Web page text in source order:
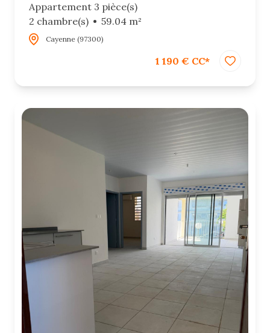
Appartement 3 pièce(s)
2 chambre(s)
59.04 m²
Cayenne (97300)
1 190 € CC*